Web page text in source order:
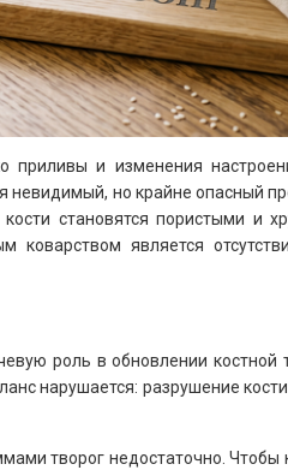
приливы и изменения
невидимый, но крайне опасный
становятся пористыми и
коварством является
роль в обновлении костной
нарушается: разрушение
творог недостаточно. Чтобы